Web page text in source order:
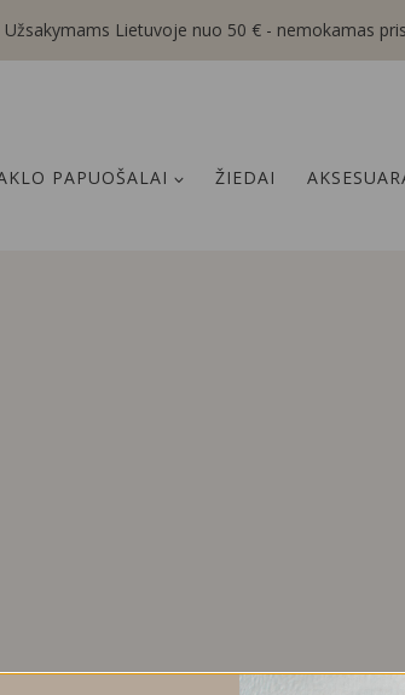
Užsakymams Lietuvoje nuo 50 € - nemokamas
PAPUOŠALAI ŽIEDAI
visi rezultatai: 2